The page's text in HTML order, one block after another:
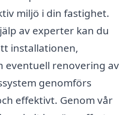
miljö i din fastighet.
av experter kan du
installationen,
eventuell renovering av
genomförs
effektivt. Genom vår